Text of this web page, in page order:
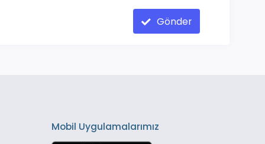
Gönder
Mobil Uygulamalarımız